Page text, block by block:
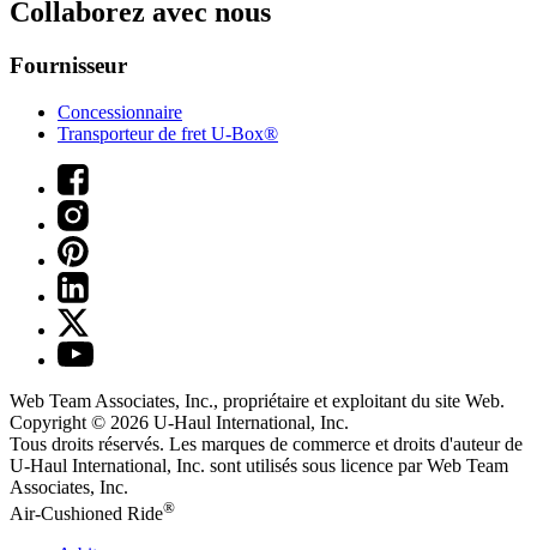
Collaborez avec nous
Fournisseur
Concessionnaire
Transporteur de fret U-Box®
Web Team Associates, Inc., propriétaire et exploitant du site Web.
Copyright © 2026 U-Haul International, Inc.
Tous droits réservés. Les marques de commerce et droits d'auteur de
U-Haul International, Inc. sont utilisés sous licence par Web Team
Associates, Inc.
Air-Cushioned Ride®